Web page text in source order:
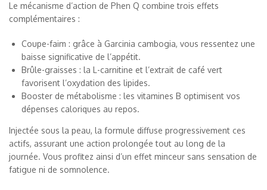
Le mécanisme d’action de Phen Q combine trois effets
complémentaires :
Coupe-faim : grâce à Garcinia cambogia, vous ressentez une
baisse significative de l’appétit.
Brûle-graisses : la L-carnitine et l’extrait de café vert
favorisent l’oxydation des lipides.
Booster de métabolisme : les vitamines B optimisent vos
dépenses caloriques au repos.
Injectée sous la peau, la formule diffuse progressivement ces
actifs, assurant une action prolongée tout au long de la
journée. Vous profitez ainsi d’un effet minceur sans sensation de
fatigue ni de somnolence.